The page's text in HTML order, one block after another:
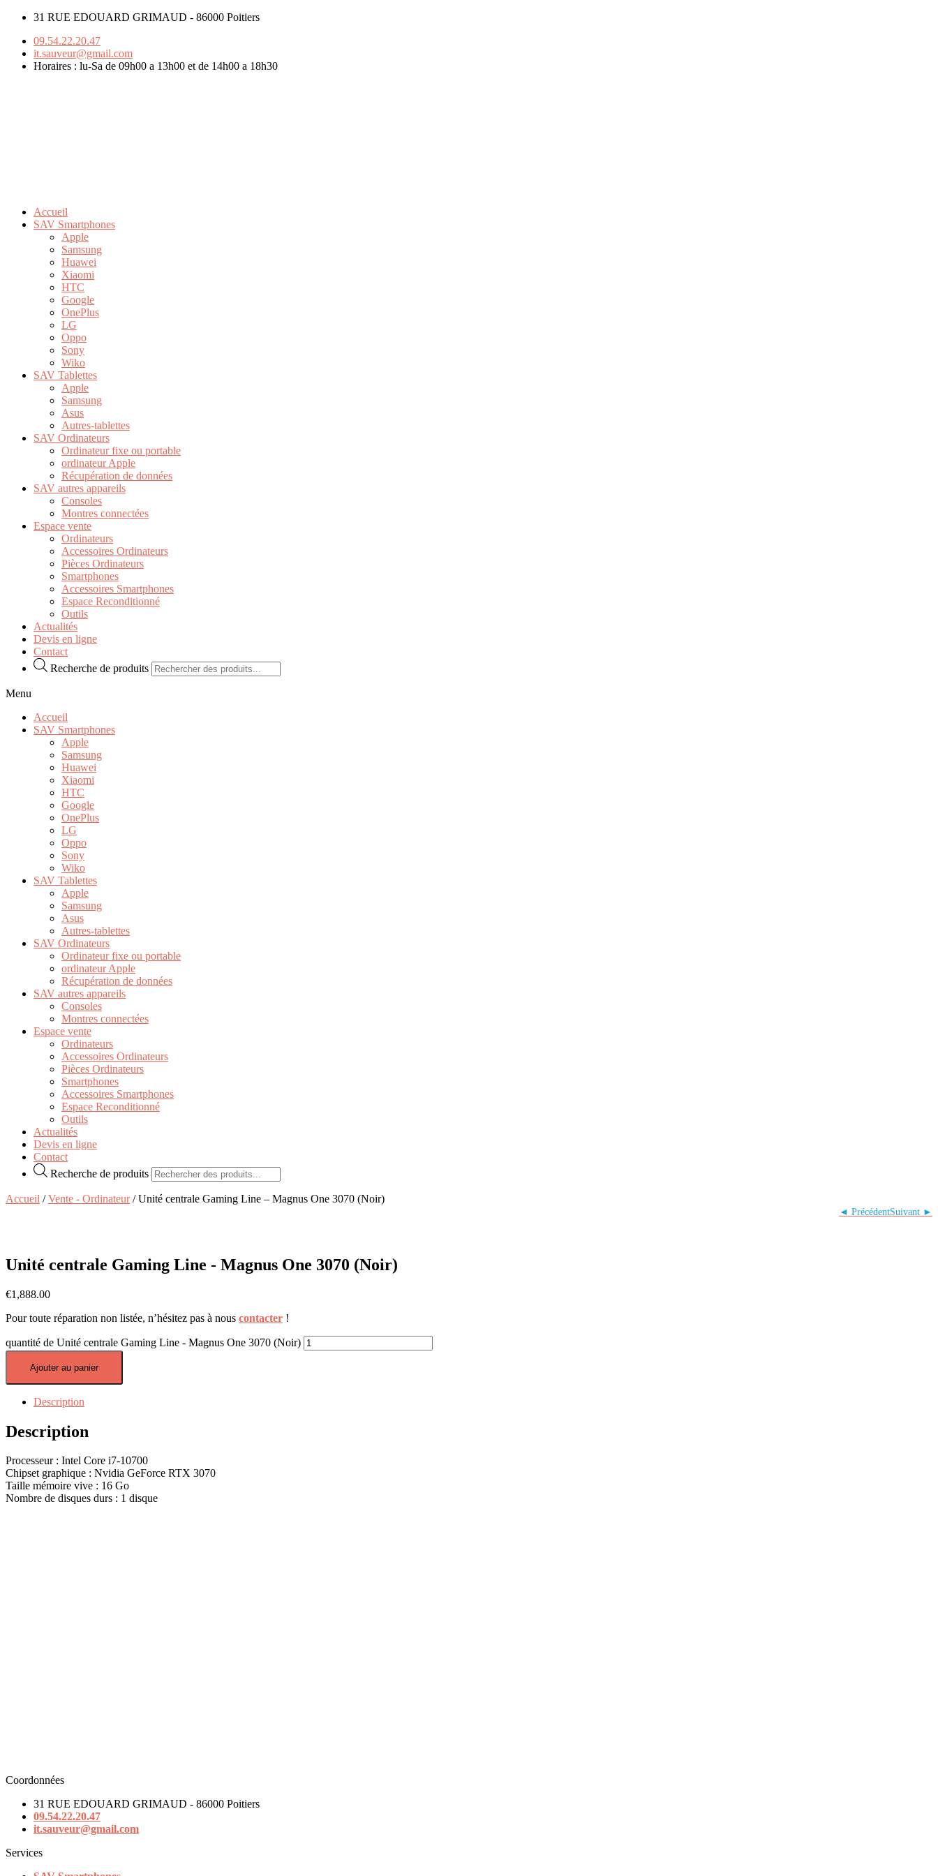
31 RUE EDOUARD GRIMAUD - 86000 Poitiers
09.54.22.20.47
it.sauveur@gmail.com
Horaires : lu-Sa de 09h00 a 13h00 et de 14h00 a 18h30
Accueil
SAV Smartphones
Apple
Samsung
Huawei
Xiaomi
HTC
Google
OnePlus
LG
Oppo
Sony
Wiko
SAV Tablettes
Apple
Samsung
Asus
Autres-tablettes
SAV Ordinateurs
Ordinateur fixe ou portable
ordinateur Apple
Récupération de données
SAV autres appareils
Consoles
Montres connectées
Espace vente
Ordinateurs
Accessoires Ordinateurs
Pièces Ordinateurs
Smartphones
Accessoires Smartphones
Espace Reconditionné
Outils
Actualités
Devis en ligne
Contact
Recherche de produits
Menu
Accueil
SAV Smartphones
Apple
Samsung
Huawei
Xiaomi
HTC
Google
OnePlus
LG
Oppo
Sony
Wiko
SAV Tablettes
Apple
Samsung
Asus
Autres-tablettes
SAV Ordinateurs
Ordinateur fixe ou portable
ordinateur Apple
Récupération de données
SAV autres appareils
Consoles
Montres connectées
Espace vente
Ordinateurs
Accessoires Ordinateurs
Pièces Ordinateurs
Smartphones
Accessoires Smartphones
Espace Reconditionné
Outils
Actualités
Devis en ligne
Contact
Recherche de produits
Accueil /Vente - Ordinateur/ Unité centrale Gaming Line – Magnus One 3070 (Noir)
Unité centrale Gaming Line - Magnus One 3070 (Noir)
€1,888.00
Pour toute réparation non listée, n’hésitez pas à nous contacter !
quantité de Unité centrale Gaming Line - Magnus One 3070 (Noir)
Ajouter au panier
Description
Description
Processeur : Intel Core i7-10700
Chipset graphique : Nvidia GeForce RTX 3070
Taille mémoire vive : 16 Go
Nombre de disques durs : 1 disque
Coordonnées
31 RUE EDOUARD GRIMAUD - 86000 Poitiers
09.54.22.20.47
it.sauveur@gmail.com
Services